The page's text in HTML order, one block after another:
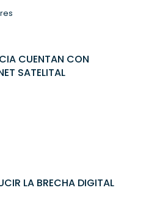
CUENTAN CON
SATELITAL
LA BRECHA DIGITAL